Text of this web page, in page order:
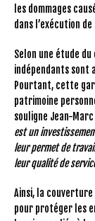
les dommages
dans l’exécution
Selon une étude
indépendants sont
Pourtant, cette
patrimoine
souligne Jean-
est un
leur permet de
leur qualité de
Ainsi, la
pour protéger les